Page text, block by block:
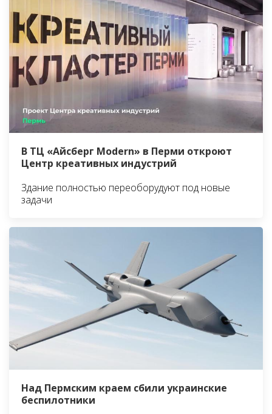
В ТЦ «Айсберг Modern» в Перми откроют
Центр креативных индустрий
Здание полностью переоборудуют под новые
задачи
Над Пермским краем сбили украинские
беспилотники